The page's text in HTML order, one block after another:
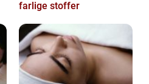
farlige stoffer